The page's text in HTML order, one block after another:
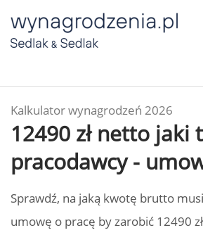
Kalkulator wynagrodzeń 2026
12490 zł netto jaki
pracodawcy -
Sprawdź, na jaką kwotę brutto
umowę o pracę by zarobić 12490